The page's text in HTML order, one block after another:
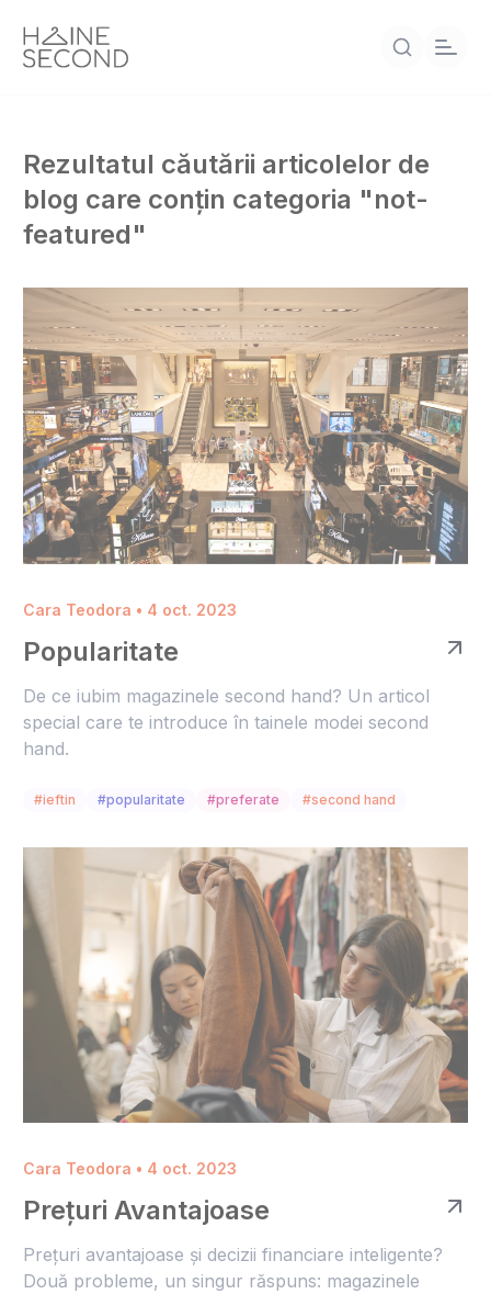
Rezultatul căutării articolelor de
blog care conțin categoria "not-
featured"
Cara Teodora • 4 oct. 2023
Popularitate
De ce iubim magazinele second hand? Un articol
special care te introduce în tainele modei second
hand.
#ieftin #popularitate #preferate #second hand
Cara Teodora • 4 oct. 2023
Prețuri Avantajoase
Prețuri avantajoase și decizii financiare inteligente?
Două probleme, un singur răspuns: magazinele